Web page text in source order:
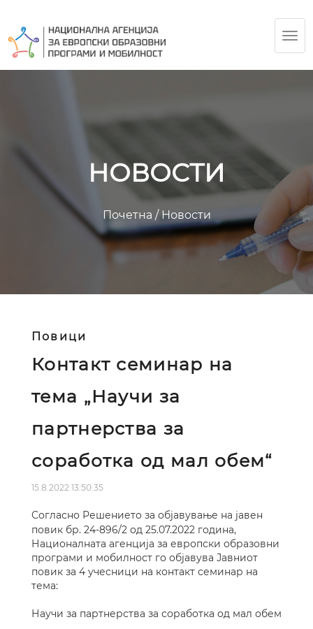
НОВОСТИ
Почетна /Новости
Повици
Контакт семинар на
тема „Научи за
партнерства за
соработка од мал обем“
15.8.2022 13:50:35
Согласно Решението за објавување на јавен
повик бр. 24-896/2 од 25.07.2022 година,
Националната агенција за европски образовни
програми и мобилност го објавува Јавниот
повик за 4 учесници на контакт семинар на
тема:
Научи за партнерства за соработка од мал обем